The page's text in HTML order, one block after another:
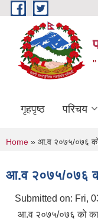
Skip to main content
"
गृहपृष्ठ परिचय
You are
Home » आ.व २०७५/०७६ को
आ.व २०७५/०७६ को
Submitted on: Fri,
आ.व २०७५/०७६ को